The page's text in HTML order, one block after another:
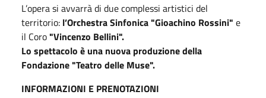
L’opera si avvarrà di due complessi artistici del
territorio: l’Orchestra Sinfonica "Gioachino Rossini" e
il Coro"Vincenzo Bellini".
Lo spettacolo è una nuova produzione della
Fondazione "Teatro delle Muse".
INFORMAZIONI E PRENOTAZIONI